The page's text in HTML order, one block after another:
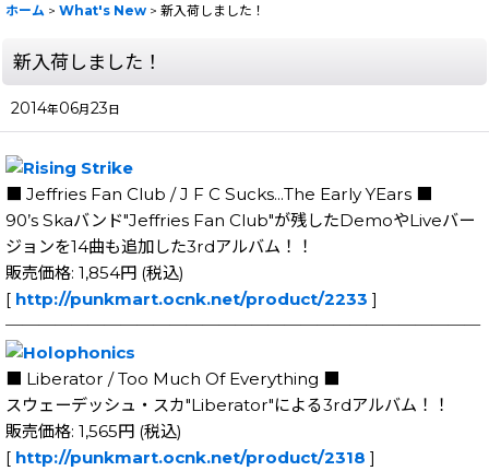
ホーム > What's New > 新入荷しました！
新入荷しました！
2014年06月23日
■ Jeffries Fan Club / J F C Sucks...The Early YEars ■
90’s Skaバンド"Jeffries Fan Club"が残したDemoやLiveバー
ジョンを14曲も追加した3rdアルバム！！
販売価格: 1,854円 (税込)
[ http://punkmart.ocnk.net/product/2233 ]
─────────────────────────────
■ Liberator / Too Much Of Everything ■
スウェーデッシュ・スカ"Liberator"による3rdアルバム！！
販売価格: 1,565円 (税込)
[ http://punkmart.ocnk.net/product/2318 ]